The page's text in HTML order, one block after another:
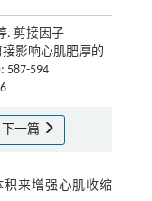
. 剪接因子
接影响心肌肥厚的
587-594
下一篇
来增强心肌收缩